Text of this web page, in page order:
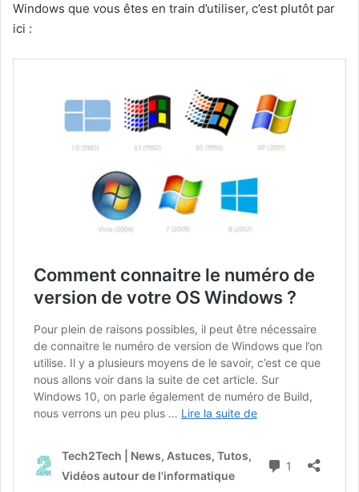
Windows que vous êtes en train d’utiliser, c’est plutôt par
ici :